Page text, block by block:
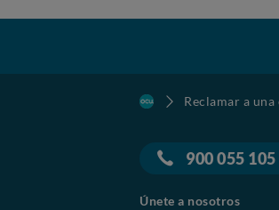
Reclamar a una
900 055 105
Únete a nosotros